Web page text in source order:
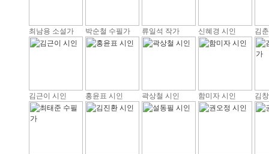
최남용 소설가 박순철 수필가 류일석 작가 신혜경 시인 김
김근이 시인 홍윤표 시인 곽상철 시인 함미자 시인 김